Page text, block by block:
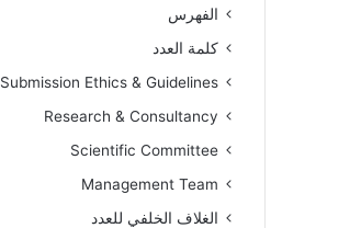
الفهرس
كلمة العدد
Submission Ethics & Guidelines
Research & Consultancy
Scientific Committee
Management Team
الغلاف الخلفي للعدد